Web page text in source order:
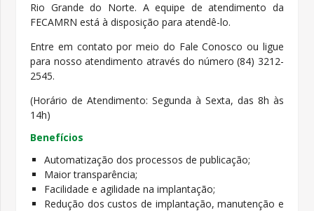
Rio Grande do Norte. A equipe de atendimento da
FECAMRN está à disposição para atendê-lo.
Entre em contato por meio do Fale Conosco ou ligue
para nosso atendimento através do número (84) 3212-
2545.
(Horário de Atendimento: Segunda à Sexta, das 8h às
14h)
Benefícios
Automatização dos processos de publicação;
Maior transparência;
Facilidade e agilidade na implantação;
Redução dos custos de implantação, manutenção e